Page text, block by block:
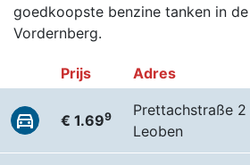
goedkoopste benzine tanken in
Vordernberg.
Prijs Adres
€ 1.699
Prettachstraße 2
Leoben